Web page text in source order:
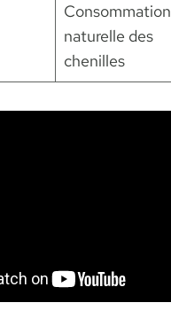
Consommation
naturelle des
chenilles